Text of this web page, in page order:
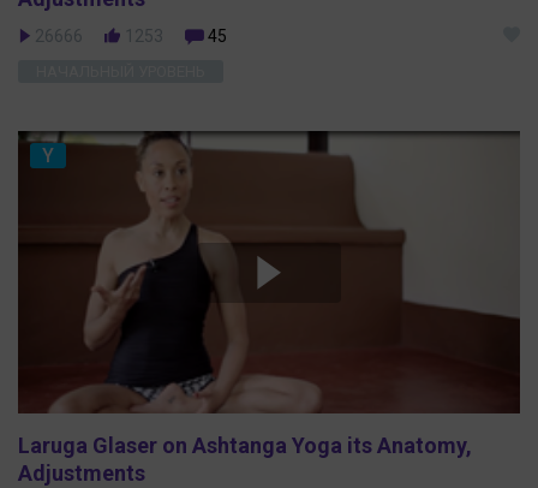
26666 1253 45
Y
Laruga Glaser on Ashtanga Yoga its Anatomy,
Adjustments